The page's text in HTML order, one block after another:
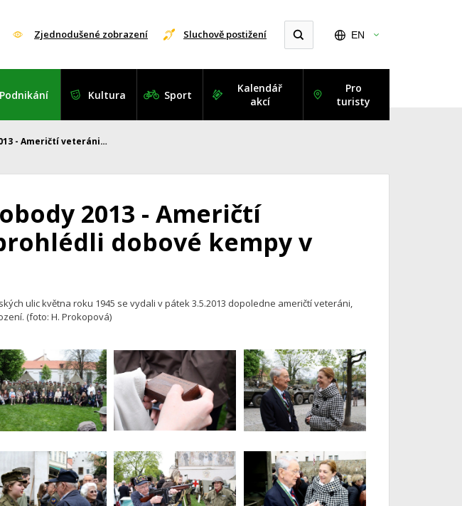
Zjednodušené zobrazení Sluchově postižení EN
Podnikání Kultura Sport
Kalendář
akcí
Pro
turisty
- Američtí veteráni…
2013 - Američtí
dobové kempy v
ulic května roku 1945 se vydali v pátek 3.5.2013 dopoledne američtí veteráni,
(foto: H. Prokopová)